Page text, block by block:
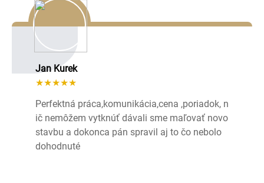
Jan Kurek
★★★★★
Perfektná práca,komunikácia,cena ,poriadok, n
ič nemôžem vytknúť dávali sme maľovať novo
stavbu a dokonca pán spravil aj to čo nebolo
dohodnuté